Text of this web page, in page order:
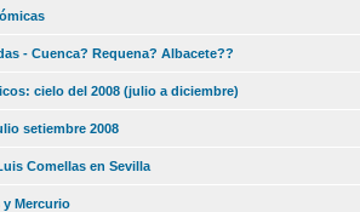
- Cuenca? Requena? Albacete??
cielo del 2008 (julio a diciembre)
setiembre 2008
Comellas en Sevilla
Mercurio